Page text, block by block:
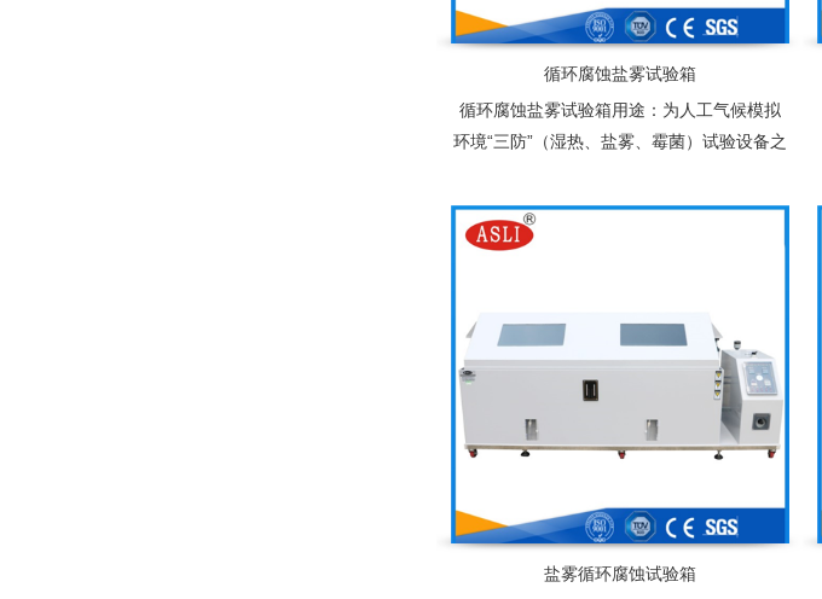
循环腐蚀盐雾试验箱
循环腐蚀盐雾试验箱用途：为人工气候模拟
环境“三防”（湿热、盐雾、霉菌）试验设备之
工电子、仪表等行业产品经表面处理后，对
各种环境适应性和可靠性的一种重要试验设
盐雾循环腐蚀试验箱